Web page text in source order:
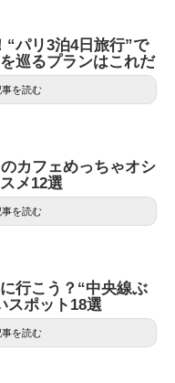
“パリ3泊4日旅行”で
巡るプランはこれだ
事を読む
カフェめっちゃオシ
メ12選
事を読む
行こう？“中央線ぶ
スポット18選
事を読む